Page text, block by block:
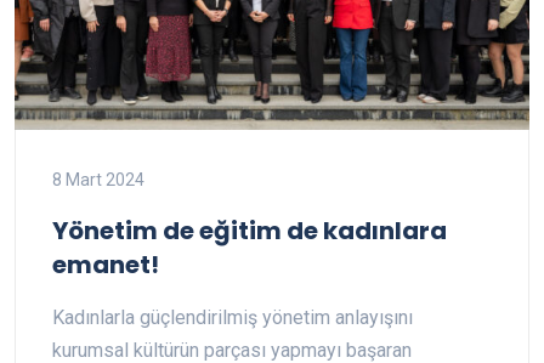
8 Mart 2024
Yönetim de eğitim de kadınlara
emanet!
Kadınlarla güçlendirilmiş yönetim anlayışını
kurumsal kültürün parçası yapmayı başaran